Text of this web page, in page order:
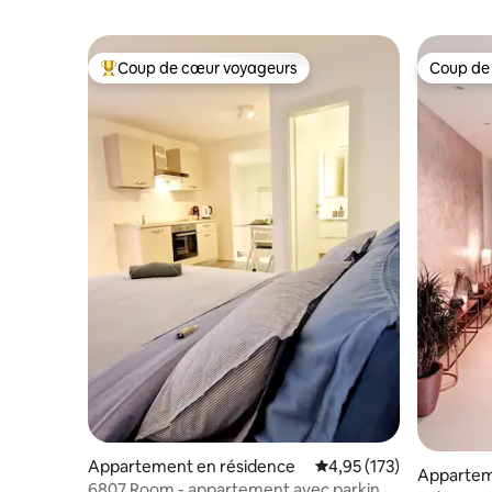
Coups de cœur voyageurs les plus appréciés
Coup de cœur voyageurs
Appartement en résidence Évaluation moyenne
4,95 (173)
Coup
Coup